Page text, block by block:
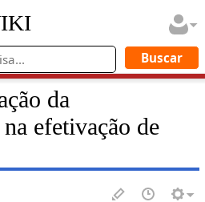
da
efetivação de